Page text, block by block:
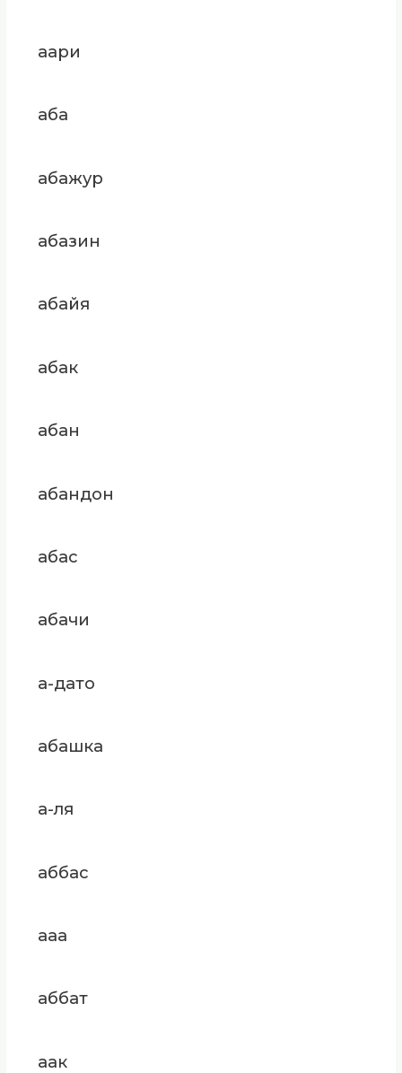
аари
аба
абажур
абазин
абайя
абак
абан
абандон
абас
абачи
а-дато
абашка
а-ля
аббас
ааа
аббат
аак